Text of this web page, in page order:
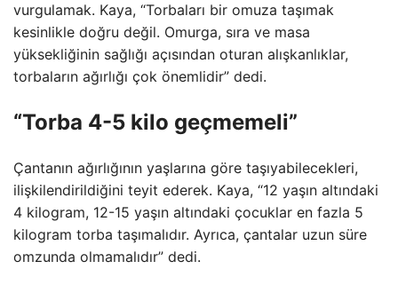
vurgulamak. Kaya, “Torbaları bir omuza taşımak
kesinlikle doğru değil. Omurga, sıra ve masa
yüksekliğinin sağlığı açısından oturan alışkanlıklar,
torbaların ağırlığı çok önemlidir” dedi.
“Torba 4-5 kilo geçmemeli”
Çantanın ağırlığının yaşlarına göre taşıyabilecekleri,
ilişkilendirildiğini teyit ederek. Kaya, “12 yaşın altındaki
4 kilogram, 12-15 yaşın altındaki çocuklar en fazla 5
kilogram torba taşımalıdır. Ayrıca, çantalar uzun süre
omzunda olmamalıdır” dedi.